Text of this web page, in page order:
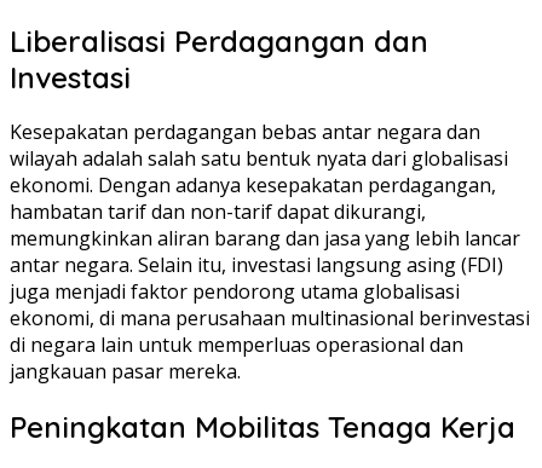
Liberalisasi Perdagangan dan
Investasi
Kesepakatan perdagangan bebas antar negara dan
wilayah adalah salah satu bentuk nyata dari globalisasi
ekonomi. Dengan adanya kesepakatan perdagangan,
hambatan tarif dan non-tarif dapat dikurangi,
memungkinkan aliran barang dan jasa yang lebih lancar
antar negara. Selain itu, investasi langsung asing (FDI)
juga menjadi faktor pendorong utama globalisasi
ekonomi, di mana perusahaan multinasional berinvestasi
di negara lain untuk memperluas operasional dan
jangkauan pasar mereka.
Peningkatan Mobilitas Tenaga Kerja